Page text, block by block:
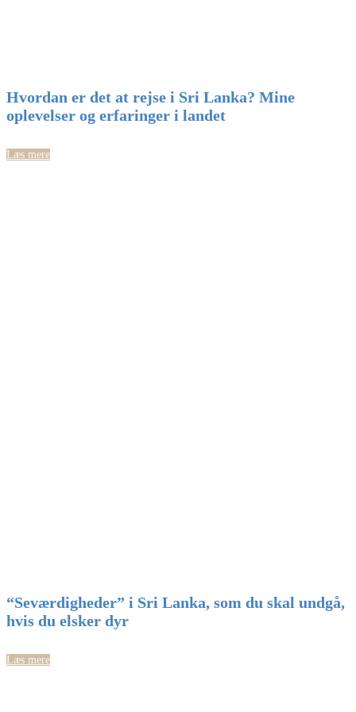
Hvordan er det at rejse i Sri Lanka? Mine
oplevelser og erfaringer i landet
Læs mere
“Seværdigheder” i Sri Lanka, som du skal undgå,
hvis du elsker dyr
Læs mere